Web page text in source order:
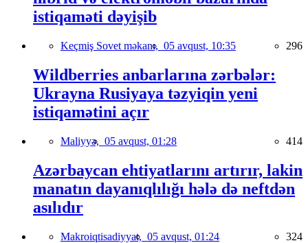
istiqaməti dəyişib
Keçmiş Sovet məkanı, 05 avqust, 10:35 296
Wildberries anbarlarına zərbələr:
Ukrayna Rusiyaya təzyiqin yeni
istiqamətini açır
Maliyyə, 05 avqust, 01:28 414
Azərbaycan ehtiyatlarını artırır, lakin
manatın dayanıqlılığı hələ də neftdən
asılıdır
Makroiqtisadiyyat, 05 avqust, 01:24 324